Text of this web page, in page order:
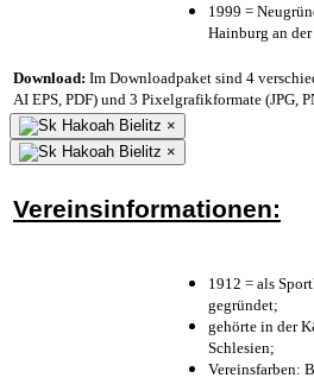
1999 =
Hainburg an
Download: Im Downloadpaket sind 4
AI EPS, PDF) und 3 Pixelgrafikformate (JPG,
×
×
Vereinsinformationen:
1912 = als
gegründet;
gehörte in der
Schlesien;
Vereinsfarben: